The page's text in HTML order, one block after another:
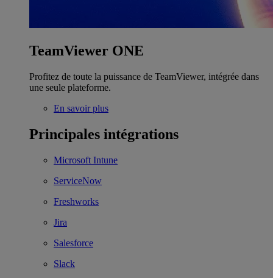
TeamViewer ONE
Profitez de toute la puissance de TeamViewer, intégrée dans
une seule plateforme.
En savoir plus
Principales intégrations
Microsoft Intune
ServiceNow
Freshworks
Jira
Salesforce
Slack